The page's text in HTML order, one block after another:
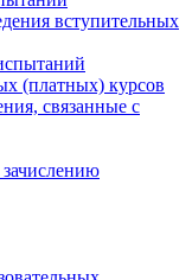
вступительных
(платных) курсов
связанные с